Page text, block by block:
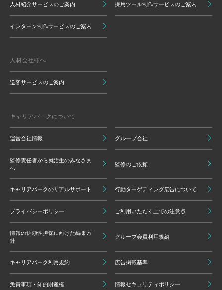
人材紹介サービスのご案内 採用ツール制作サービスのご案内
インターン制作サービスのご案内
人材会社様へ
送客サービスのご案内
キャリアパークについて
運営会社情報 グループ会社
監修責任者から就活生のみなさま
へ
監修のご依頼
キャリアパークのリアルサポート 行動ターゲティング広告について
プライバシーポリシー ご利用いただく上での注意点
情報の信頼性担保に向けた編集方
針
グループ会員利用規約
キャリアパーク利用規約 広告掲載基準
免責事項・知的財産権 情報セキュリティポリシー